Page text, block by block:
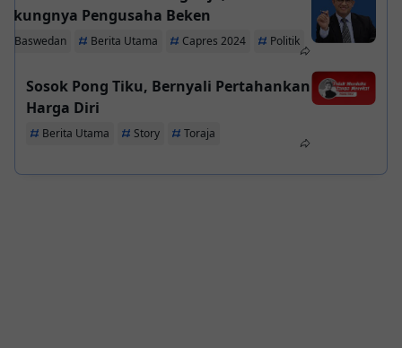
Pengusaha Beken
Baswedan Berita Utama Capres 2024 Politik
Sosok Pong Tiku, Bernyali Pertahankan
Harga Diri
Berita Utama Story Toraja